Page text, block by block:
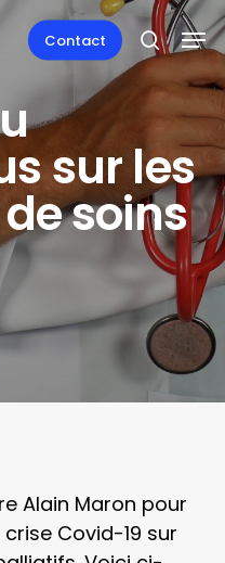
Contact search
sur les
soins
Alain Maron pour
Covid-19 sur